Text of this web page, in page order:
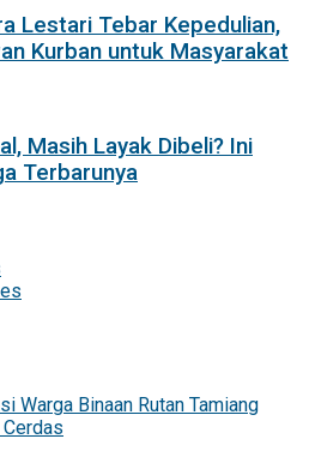
Lestari Tebar Kepedulian,
Kurban untuk Masyarakat
Masih Layak Dibeli? Ini
Terbarunya